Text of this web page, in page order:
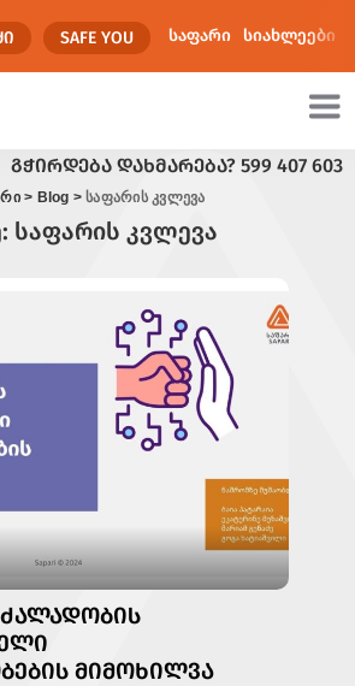
SAFE YOU საფარი სიახლეები
ᲒᲭᲘᲠᲓᲔᲑᲐ ᲓᲐᲮᲛᲐᲠᲔᲑᲐ? 599 407 603
> Blog >საფარის კვლევა
საფარის კვლევა
ᲛᲘᲛᲝᲮᲘᲚᲕᲐ